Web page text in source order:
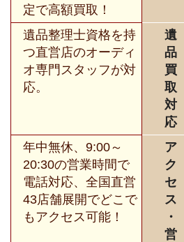
定で高額買取！
遺品整理士資格を持
つ直営店のオーディ
オ専門スタッフが対
応。
遺
品
買
取
対
応
年中無休、9:00～
20:30の営業時間で
電話対応、全国直営
43店舗展開でどこで
もアクセス可能！
ア
ク
セ
ス
・
営